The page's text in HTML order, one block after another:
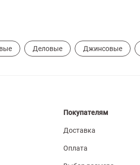
Деловые Джинсовые
Покупателям
Доставка
Оплата